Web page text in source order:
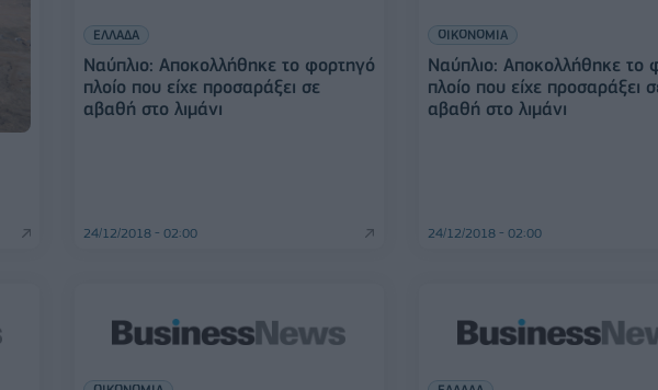
ΕΛΛΑΔΑ
Ναύπλιο: Αποκολλήθηκε το φορτηγό
πλοίο που είχε προσαράξει σε
αβαθή στο λιμάνι
24/12/2018 - 02:00
ΟΙΚΟΝΟΜΙΑ
Ναύπλιο: Αποκολλήθηκε το
πλοίο που είχε προσαράξει
αβαθή στο λιμάνι
24/12/2018 - 02:00